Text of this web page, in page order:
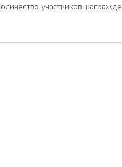
участников,